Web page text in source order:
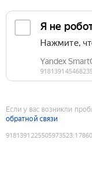
Если у вас возникли
обратной связи
9181391225505973523: